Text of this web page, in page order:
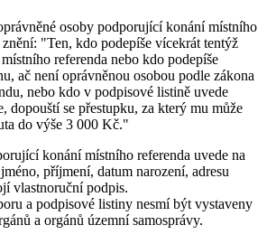
osoby podporující konání místního
"Ten, kdo podepíše vícekrát tentýž
referenda nebo kdo podepíše
ač není oprávněnou osobou podle zákona
nebo kdo v podpisové listině uvede
dopouští se přestupku, za který mu může
do výše 3 000 Kč."
konání místního referenda uvede na
příjmení, datum narození, adresu
vlastnoruční podpis.
a podpisové listiny nesmí být vystaveny
a orgánů územní samosprávy.